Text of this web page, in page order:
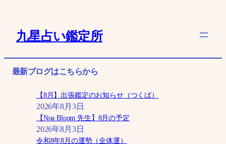
キ
九星占い鑑定所
最新ブログはこちらから
【8月】出張鑑定のお知らせ（つくば）
2026年8月3日
【Noa Bloom 先生】8月の予定
2026年8月3日
令和8年8月の運勢（全体運）